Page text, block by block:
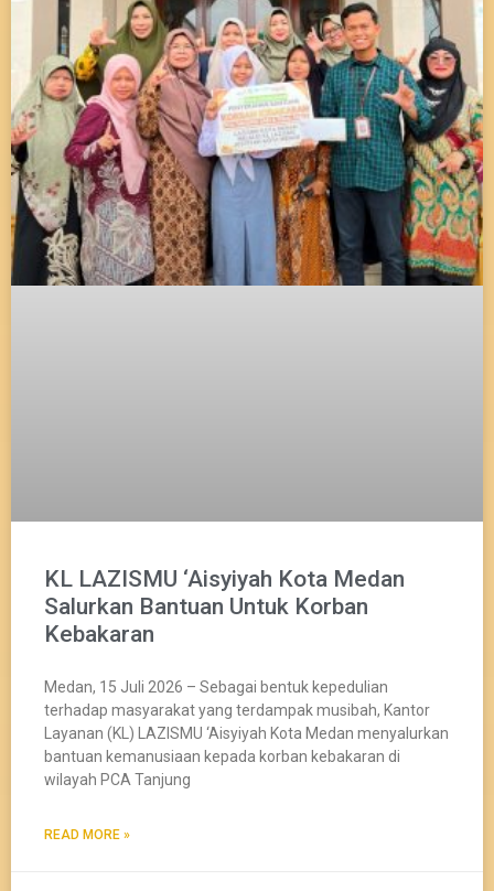
KL LAZISMU ‘Aisyiyah Kota Medan
Salurkan Bantuan Untuk Korban
Kebakaran
Medan, 15 Juli 2026 – Sebagai bentuk kepedulian
terhadap masyarakat yang terdampak musibah, Kantor
Layanan (KL) LAZISMU ‘Aisyiyah Kota Medan menyalurkan
bantuan kemanusiaan kepada korban kebakaran di
wilayah PCA Tanjung
READ MORE »